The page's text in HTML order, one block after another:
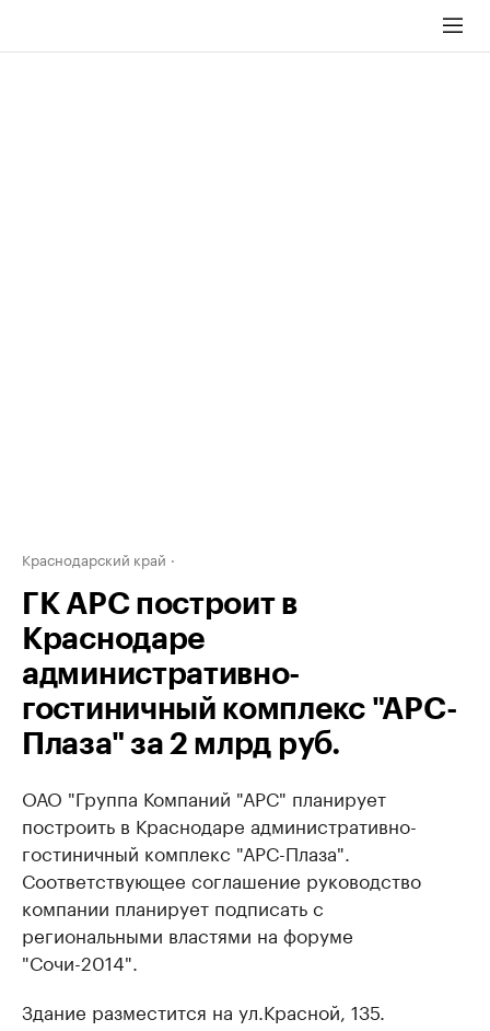
Краснодарский край
ГК АРС построит в
Краснодаре
административно-
гостиничный комплекс "АРС-
Плаза" за 2 млрд руб.
ОАО "Группа Компаний "АРС" планирует
построить в Краснодаре административно-
гостиничный комплекс "АРС-Плаза".
Соответствующее соглашение руководство
компании планирует подписать с
региональными властями на форуме
"Сочи-2014".
Здание разместится на ул.Красной, 135.